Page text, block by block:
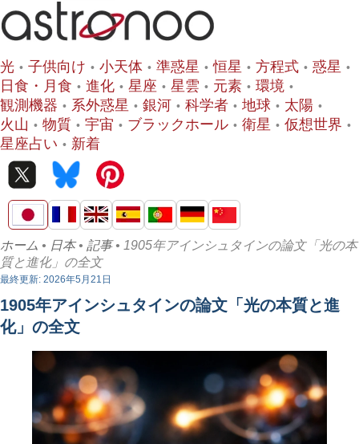
光 子供向け 小天体 準惑星 恒星 方程式
惑星
日食・月食
進化 星座 星雲 元素
環境
観測機器
系外惑星 銀河 科学者 地球
太陽
火山
物質 宇宙 ブラックホール 衛星
仮想世界
星座占い
新着
ホーム • 日本• 記事• 1905年アインシュタインの論文「光の本
質と進化」の全文
最終更新: 2026年5月21日
1905年アインシュタインの論文「光の本質と進
化」の全文